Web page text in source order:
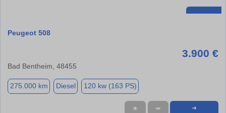
Peugeot 508
3.900 €
Bad Bentheim, 48455
275.000 km Diesel 120 kw (163 PS)
★ ➦ ➜